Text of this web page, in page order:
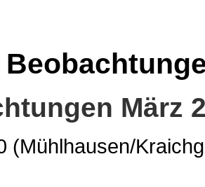
März
(Mühlhausen/